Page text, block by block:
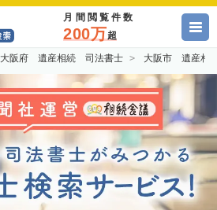
月間閲覧件数
200万超
大阪府 遺産相続 司法書士 大阪市 遺産相